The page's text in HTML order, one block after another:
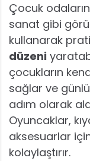
Çocuk
sanat gibi
kullanarak
düzeni
çocukların
sağlar ve
adım olarak
Oyuncaklar,
aksesuarlar
kolaylaştırır.